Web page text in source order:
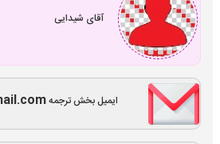
آقای شیدایی
ایمیل بخش ترجمه